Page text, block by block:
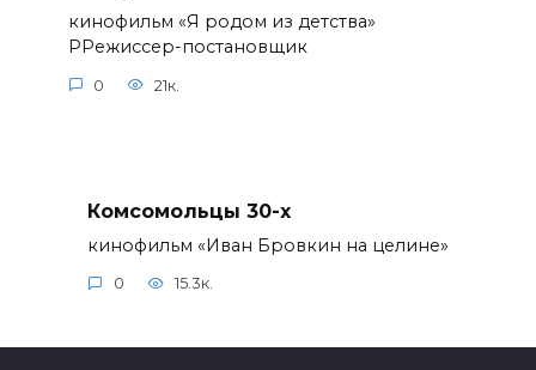
кинофильм «Я родом из детства»
РРежиссер-постановщик
0 21к.
Комсомольцы 30-x
кинофильм «Иван Бровкин на целине»
0 15.3к.